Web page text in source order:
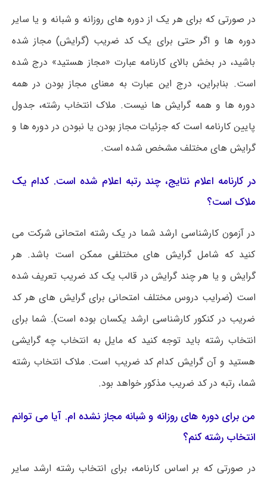
در صورتی که برای هر یک از دوره های روزانه و شبانه و یا سایر
دوره ها و اگر حتی برای یک کد ضریب (گرایش) مجاز شده
باشید، در بخش بالای کارنامه عبارت «مجاز هستید» درج شده
است. بنابراین، درج این عبارت به معنای مجاز بودن در همه
دوره ها و همه گرایش ها نیست. ملاک انتخاب رشته، جدول
پایین کارنامه است که جزئیات مجاز بودن یا نبودن در دوره ها و
گرایش های مختلف مشخص شده است.
در کارنامه اعلام نتایج، چند رتبه اعلام شده است. کدام یک
ملاک است؟
در آزمون کارشناسی ارشد شما در یک رشته امتحانی شرکت می
کنید که شامل گرایش های مختلفی ممکن است باشد. هر
گرایش و یا هر چند گرایش در قالب یک کد ضریب تعریف شده
است (ضرایب دروس مختلف امتحانی برای گرایش های هر کد
ضریب در کنکور کارشناسی ارشد یکسان بوده است). شما برای
انتخاب رشته باید توجه کنید که مایل به انتخاب چه گرایشی
هستید و آن گرایش کدام کد ضریب است. ملاک انتخاب رشته
شما، رتبه در کد ضریب مذکور خواهد بود.
من برای دوره های روزانه و شبانه مجاز نشده ام. آیا می توانم
انتخاب رشته کنم؟
در صورتی که بر اساس کارنامه، برای انتخاب رشته ارشد سایر